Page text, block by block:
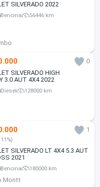
SILVERADO 2022
Bencina 56446 km
0
SILVERADO HIGH
3.0 AUT 4X4 2022
Diesel 128000 km
1
SILVERADO LT 4X4 5.3 AUT
2021
Bencina 180000 km
Montt